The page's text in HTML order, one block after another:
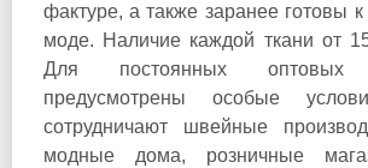
фактуре, а также заранее готовы
моде. Наличие каждой ткани от
Для постоянных оптовых
предусмотрены особые
сотрудничают швейные
модные дома, розничные